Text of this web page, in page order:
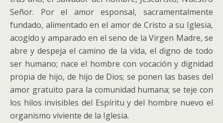
Señor. Por el amor esponsal, sacramentalmente
fundado, alimentado en el amor de Cristo a su Iglesia,
acogido y amparado en el seno de la Virgen Madre, se
abre y despeja el camino de la vida, el digno de todo
ser humano; nace el hombre con vocación y dignidad
propia de hijo, de hijo de Dios; se ponen las bases del
amor gratuito para la comunidad humana; se teje con
los hilos invisibles del Espíritu y del hombre nuevo el
organismo viviente de la Iglesia.